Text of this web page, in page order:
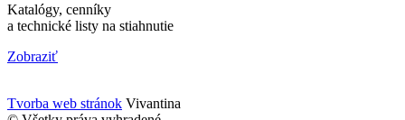
Katalógy, cenníky
a technické listy na stiahnutie
Zobraziť
Tvorba web stránok Vivantina